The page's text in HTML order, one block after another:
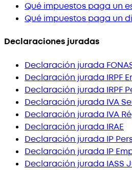
Qué impuestos paga un
Qué impuestos paga un
Declaraciones juradas
Declaración jurada
Declaración jurada IRPF
Declaración jurada IRPF
Declaración jurada IVA
Declaración jurada IVA
Declaración jurada IRAE
Declaración jurada IP
Declaración jurada IP
Declaración jurada IASS